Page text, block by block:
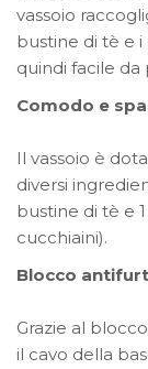
vassoio
bustine di tè e i
quindi facile da
Comodo e
Il vassoio è
diversi
bustine di tè e
cucchiaini).
Blocco
Grazie al
il cavo della